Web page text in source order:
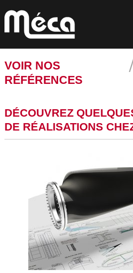
VOIR NOS
RÉFÉRENCES
DÉCOUVREZ
DE RÉALISATIONS